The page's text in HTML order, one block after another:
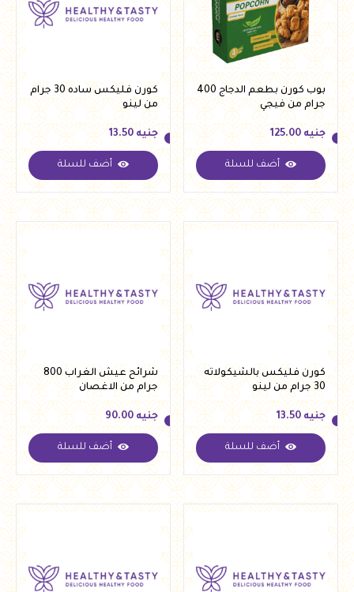
بوب كورن بطعم الدجاج 400
جرام من فيجي
جنيه
جنيه 125.00
أضف للسلة
كورن فليكس ساده 30 جرام
من لينو
جنيه
جنيه 13.50
أضف للسلة
كورن فليكس بالشيكولاته
30 جرام من لينو
جنيه
جنيه 13.50
أضف للسلة
شرائح عيش الغراب 800
جرام من الاغصان
جنيه
جنيه 90.00
أضف للسلة